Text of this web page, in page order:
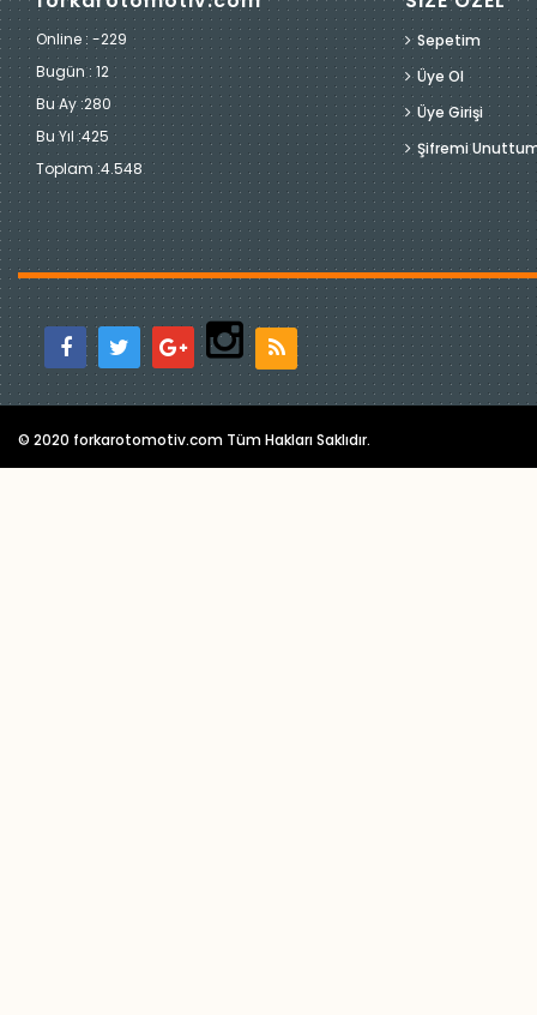
Online : -229
Bugün : 12
Bu Ay :280
Bu Yıl :425
Toplam :4.548
Sepetim
Üye Ol
Üye Girişi
Şifremi
© 2020 forkarotomotiv.com Tüm Hakları Saklıdır.